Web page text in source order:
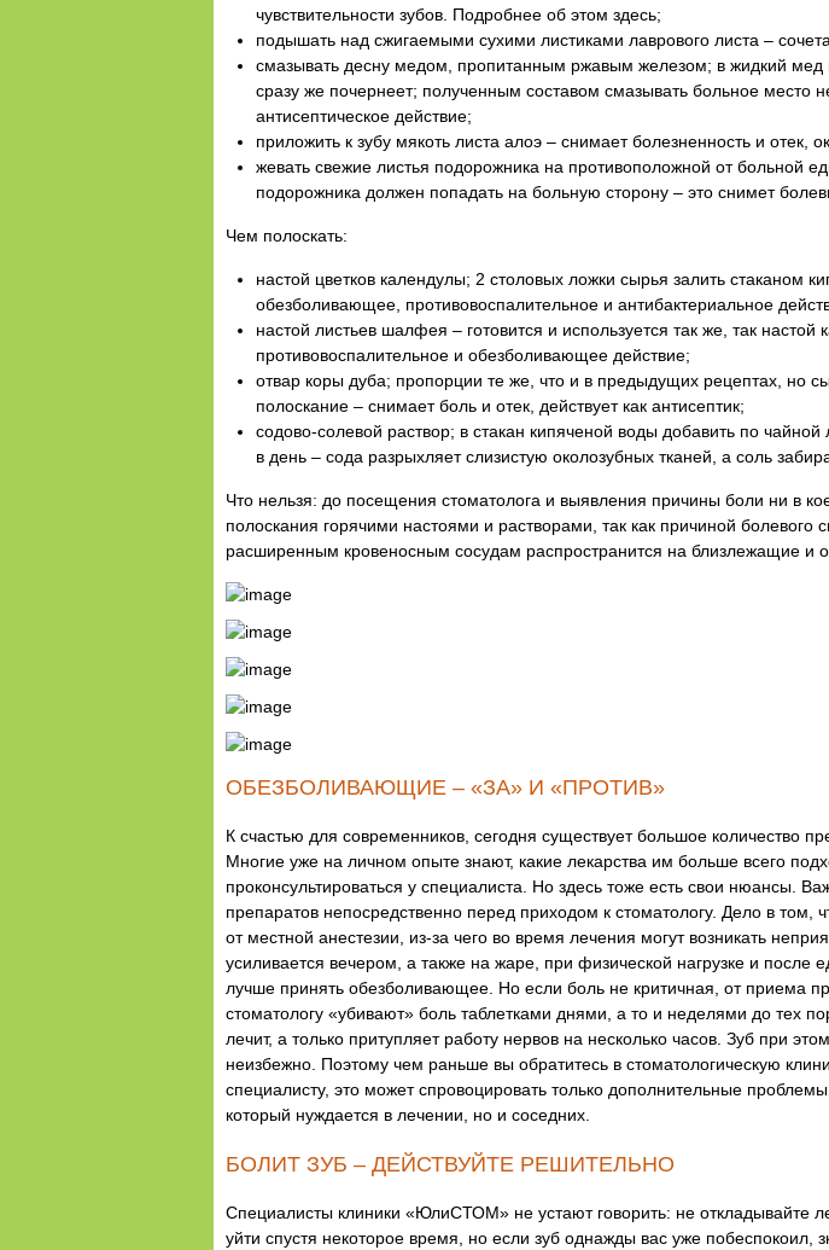
чувствительности зубов. Подробнее об этом здесь;
подышать над сжигаемыми сухими листиками лаврового листа –
смазывать десну медом, пропитанным ржавым железом; в жидкий мед
сразу же почернеет; полученным составом смазывать больное место
антисептическое действие;
приложить к зубу мякоть листа алоэ – снимает болезненность и отек,
жевать свежие листья подорожника на противоположной от больной
подорожника должен попадать на больную сторону – это снимет
Чем полоскать:
настой цветков календулы; 2 столовых ложки сырья залить стаканом
обезболивающее, противовоспалительное и антибактериальное
настой листьев шалфея – готовится и используется так же, так
противовоспалительное и обезболивающее действие;
отвар коры дуба; пропорции те же, что и в предыдущих рецептах, но
полоскание – снимает боль и отек, действует как антисептик;
содово-солевой раствор; в стакан кипяченой воды добавить по
в день – сода разрыхляет слизистую околозубных тканей, а соль
Что нельзя: до посещения стоматолога и выявления причины боли ни в
полоскания горячими настоями и растворами, так как причиной
расширенным кровеносным сосудам распространится на близлежащие и
ОБЕЗБОЛИВАЮЩИЕ – «ЗА» И «ПРОТИВ»
К счастью для современников, сегодня существует большое количество
Многие уже на личном опыте знают, какие лекарства им больше всего
проконсультироваться у специалиста. Но здесь тоже есть свои нюансы.
препаратов непосредственно перед приходом к стоматологу. Дело в
от местной анестезии, из-за чего во время лечения могут возникать
усиливается вечером, а также на жаре, при физической нагрузке и после
лучше принять обезболивающее. Но если боль не критичная, от приема
стоматологу «убивают» боль таблетками днями, а то и неделями до тех
лечит, а только притупляет работу нервов на несколько часов. Зуб при
неизбежно. Поэтому чем раньше вы обратитесь в стоматологическую
специалисту, это может спровоцировать только дополнительные
который нуждается в лечении, но и соседних.
БОЛИТ ЗУБ – ДЕЙСТВУЙТЕ РЕШИТЕЛЬНО
Специалисты клиники «ЮлиСТОМ» не устают говорить: не откладывайте
уйти спустя некоторое время, но если зуб однажды вас уже побеспокоил,